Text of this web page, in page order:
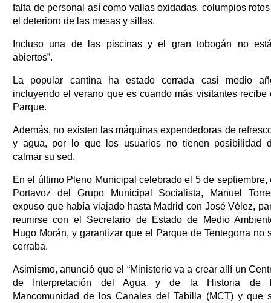
falta de personal así como vallas oxidadas, columpios
el deterioro de las mesas y sillas.
Incluso una de las piscinas y el gran tobogán no
abiertos”.
La popular cantina ha estado cerrada casi medio
incluyendo el verano que es cuando más visitantes recibe
Parque.
Además, no existen las máquinas expendedoras de
y agua, por lo que los usuarios no tienen posibilidad
calmar su sed.
En el último Pleno Municipal celebrado el 5 de septiembre,
Portavoz del Grupo Municipal Socialista, Manuel
expuso que había viajado hasta Madrid con José Vélez,
reunirse con el Secretario de Estado de Medio
Hugo Morán, y garantizar que el Parque de Tentegorra no
cerraba.
Asimismo, anunció que el “Ministerio va a crear allí un
de Interpretación del Agua y de la Historia de
Mancomunidad de los Canales del Tabilla (MCT) y que